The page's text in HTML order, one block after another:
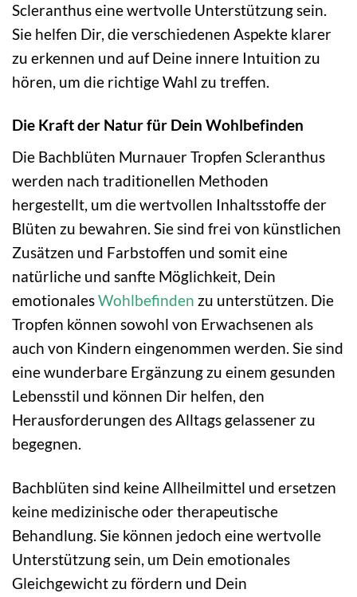
Scleranthus eine wertvolle Unterstützung sein.
Sie helfen Dir, die verschiedenen Aspekte klarer
zu erkennen und auf Deine innere Intuition zu
hören, um die richtige Wahl zu treffen.
Die Kraft der Natur für Dein Wohlbefinden
Die Bachblüten Murnauer Tropfen Scleranthus
werden nach traditionellen Methoden
hergestellt, um die wertvollen Inhaltsstoffe der
Blüten zu bewahren. Sie sind frei von künstlichen
Zusätzen und Farbstoffen und somit eine
natürliche und sanfte Möglichkeit, Dein
emotionalesWohlbefinden zu unterstützen. Die
Tropfen können sowohl von Erwachsenen als
auch von Kindern eingenommen werden. Sie sind
eine wunderbare Ergänzung zu einem gesunden
Lebensstil und können Dir helfen, den
Herausforderungen des Alltags gelassener zu
begegnen.
Bachblüten sind keine Allheilmittel und ersetzen
keine medizinische oder therapeutische
Behandlung. Sie können jedoch eine wertvolle
Unterstützung sein, um Dein emotionales
Gleichgewicht zu fördern und Dein